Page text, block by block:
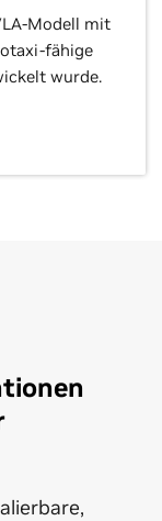
Modell mit
fähige
wurde.